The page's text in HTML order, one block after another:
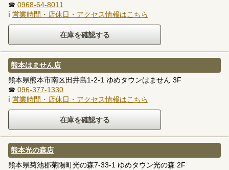
☎ 0968-64-8011
ℹ 営業時間・店休日・アクセス情報はこちら
熊本はません店
熊本県熊本市南区田井島1-2-1 ゆめタウンはません 3F
☎ 096-377-1330
ℹ 営業時間・店休日・アクセス情報はこちら
熊本光の森店
熊本県菊池郡菊陽町光の森7-33-1 ゆめタウン光の森 2F